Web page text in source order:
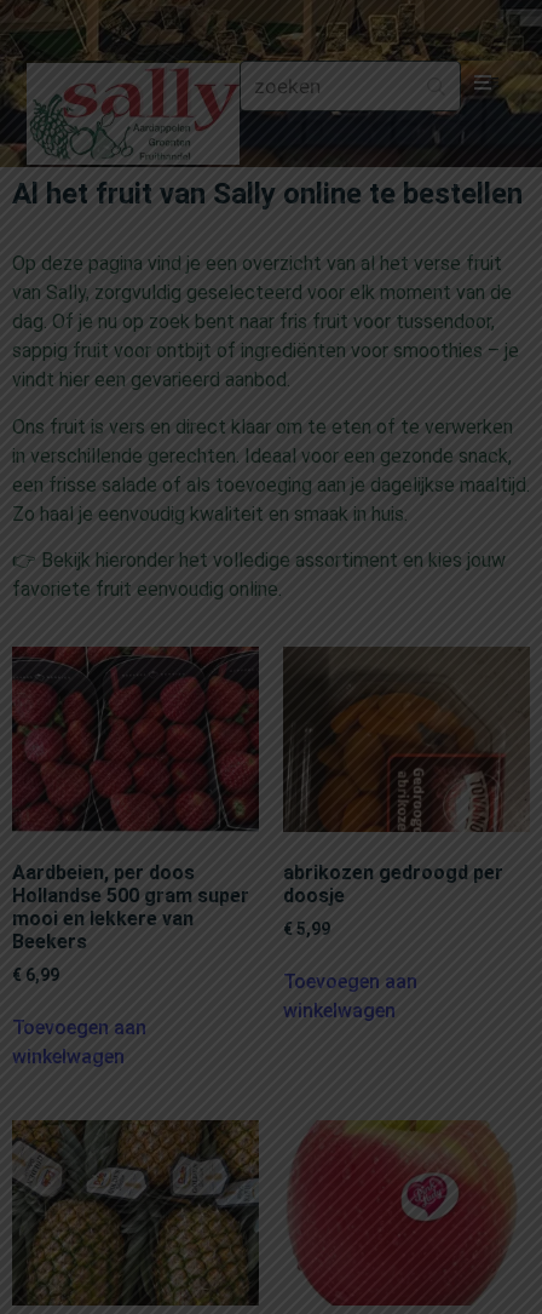
Al het fruit van Sally online te bestellen
Op deze pagina vind je een overzicht van al het verse fruit
van Sally, zorgvuldig geselecteerd voor elk moment van de
dag. Of je nu op zoek bent naar fris fruit voor tussendoor,
sappig fruit voor ontbijt of ingrediënten voor smoothies – je
vindt hier een gevarieerd aanbod.
Ons fruit is vers en direct klaar om te eten of te verwerken
in verschillende gerechten. Ideaal voor een gezonde snack,
een frisse salade of als toevoeging aan je dagelijkse maaltijd.
Zo haal je eenvoudig kwaliteit en smaak in huis.
👉 Bekijk hieronder het volledige assortiment en kies jouw
favoriete fruit eenvoudig online.
Aardbeien, per doos
Hollandse 500 gram super
mooi en lekkere van
Beekers
€ 6,99
Toevoegen aan
winkelwagen
abrikozen gedroogd per
doosje
€ 5,99
Toevoegen aan
winkelwagen